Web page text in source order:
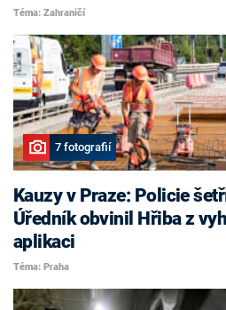
Téma: Zahraničí
7 fotografií
Kauzy v Praze: Policie
Úředník obvinil Hřiba z
aplikaci
Téma: Praha